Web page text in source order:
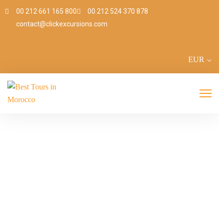
00 212 661 165 800
00 212 524 370 878
contact@clickexcursions.com
EUR